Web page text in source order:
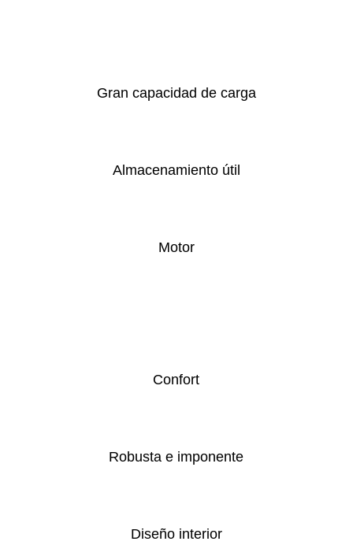
Gran capacidad de carga
Almacenamiento útil
Motor
Confort
Robusta e imponente
Diseño interior